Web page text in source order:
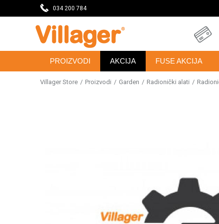
034 200 784DOBRODOŠLI NA VILLAGER ONLINE PRODAVNICU
PROIZVODI AKCIJA FUSE AKCIJA
Villager Store Proizvodi Garden Radionički alati